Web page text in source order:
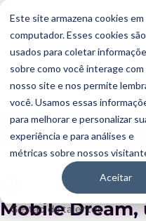
Este site armazena cookies em
computador. Esses cookies são
usados para coletar
sobre como você interage com
nosso site e nos permite
você. Usamos essas
para melhorar e personalizar
experiência e para análises e
métricas sobre nossos
Aceitar
Acessar
Todos os posts
Gestão de talentos
Todos os posts
Mobile Dream,
Matheus Fonseca
1 de abr. de 2021
5 min de